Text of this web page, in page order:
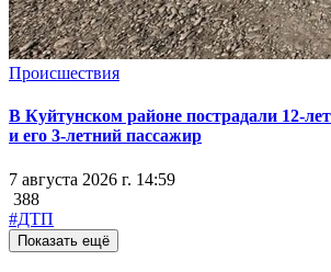
Происшествия
В Куйтунском районе пострадали 12-
и его 3-летний пассажир
7 августа 2026 г. 14:59
388
#ДТП
Показать ещё